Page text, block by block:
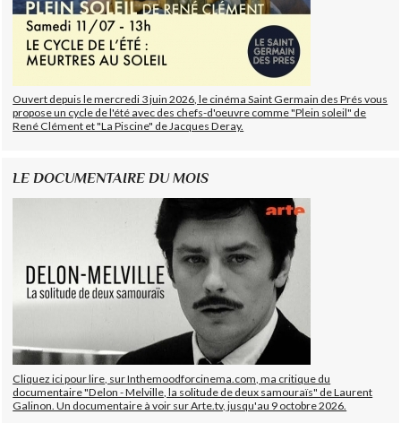
Ouvert depuis le mercredi 3 juin 2026, le cinéma Saint Germain des Prés vous
propose un cycle de l'été avec des chefs-d'oeuvre comme "Plein soleil" de
René Clément et "La Piscine" de Jacques Deray.
LE DOCUMENTAIRE DU MOIS
Cliquez ici pour lire, sur Inthemoodforcinema.com, ma critique du
documentaire "Delon - Melville, la solitude de deux samouraïs" de Laurent
Galinon. Un documentaire à voir sur Arte.tv, jusqu'au 9 octobre 2026.